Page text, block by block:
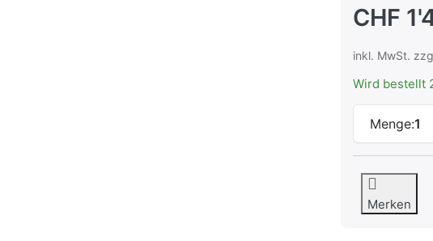
CHF
inkl. MwSt.
Wird bestellt
Menge:1
Merken